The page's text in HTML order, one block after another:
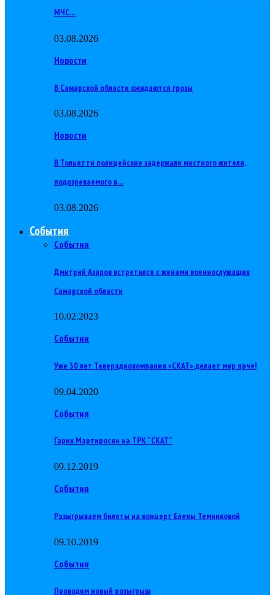
МЧС…
03.08.2026
Новости
В Самарской области ожидаются грозы
03.08.2026
Новости
В Тольятти полицейские задержали местного жителя,
подозреваемого в…
03.08.2026
События
События
Дмитрий Азаров встретился с женами военнослужащих
Самарской области
10.02.2023
События
Уже 30 лет Телерадиокомпания «СКАТ» делает мир ярче!
09.04.2020
События
Гарик Мартиросян на ТРК “СКАТ”
09.12.2019
События
Разыгрываем билеты на концерт Елены Темниковой
09.10.2019
События
Проводим новый розыгрыш